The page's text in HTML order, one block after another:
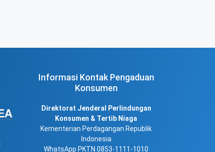
Informasi Kontak Pengaduan
Konsumen
Direktorat Jenderal Perlindungan
Konsumen & Tertib Niaga
Kementerian Perdagangan Republik
Indonesia
WhatsApp PKTN 0853-1111-1010